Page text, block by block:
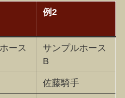
例2
ース
サンプルホース
B
佐藤騎手